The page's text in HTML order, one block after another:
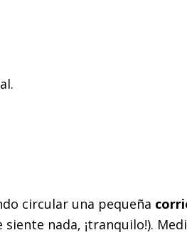
circular una pequeña
nada, ¡tranquilo!).